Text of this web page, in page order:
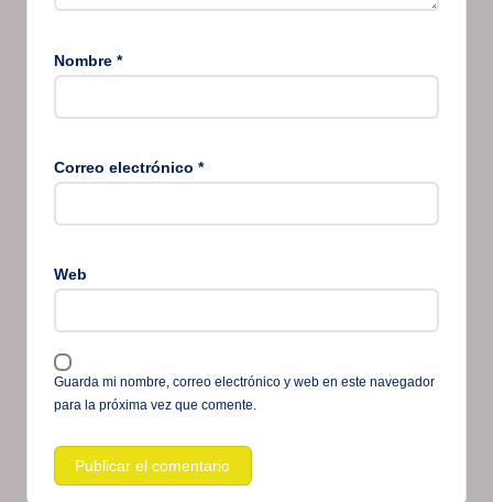
Nombre *
Correo electrónico *
Web
Guarda mi nombre, correo electrónico y web en este navegador
para la próxima vez que comente.